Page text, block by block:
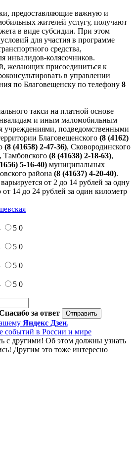
предоставляющие важную и
жителей услугу, получают
в виде субсидии. При этом
для участия в программе
средства,
инвалидов-колясочников.
желающих присоединиться к
в управлении
по Благовещенску по телефону 8
такси на платной основе
и иным маломобильным
учреждениями, подведомственными
Благовещенского (8 (4162)
(8 (41658) 2-47-36), Сковородинского
, Тамбовского (8 (41638) 2-18-63),
5-16-40) муниципальных
района (8 (41637) 4-20-40).
от 2 до 14 рублей за одну
14 до 24 рублей за один километр
5 0
5 0
5 0
5 0
за ответ
Яндекс Дзен,
событий в России и мире
с другими! Об этом должны узнать
Другим это тоже интересно